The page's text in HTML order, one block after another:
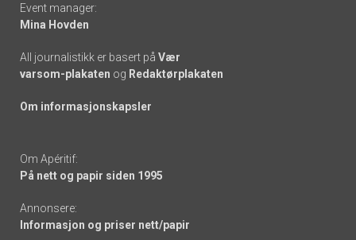
Event manager:
Mina Hovden
All journalistikk er basert på Vær
varsom-plakaten og Redaktørplakaten
Om informasjonskapsler
Om Apéritif:
På nett og papir siden 1995
Annonsere:
Informasjon og priser nett/papir